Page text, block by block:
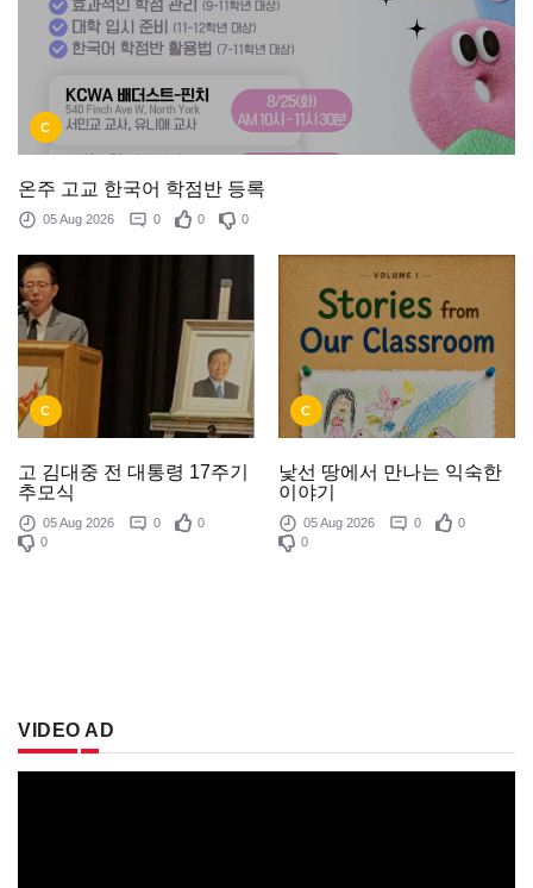
C
온주 고교 한국어 학점반 등록
05 Aug 2026 0 0 0
C
고 김대중 전 대통령 17주기
추모식
05 Aug 2026 0
0
0
C
낯선 땅에서 만나는 익숙한
이야기
05 Aug 2026 0
0
0
VIDEO AD